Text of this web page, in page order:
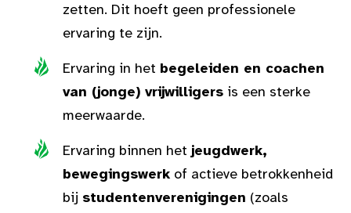
zetten. Dit hoeft geen professionele
ervaring te zijn.
Ervaring in het begeleiden en coachen
van (jonge) vrijwilligers is een sterke
meerwaarde.
Ervaring binnen het jeugdwerk,
bewegingswerk of actieve betrokkenheid
bij studentenverenigingen (zoals